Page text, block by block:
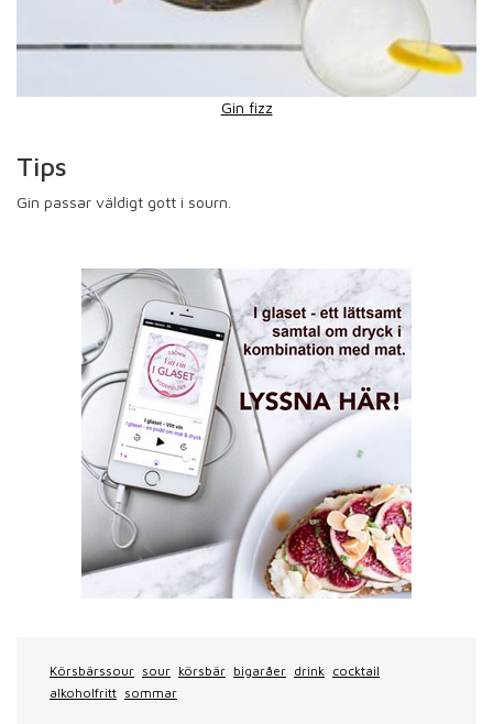
Gin fizz
Tips
Gin passar väldigt gott i sourn.
Körsbärssour sour körsbär bigaråer drink cocktail
alkoholfritt sommar